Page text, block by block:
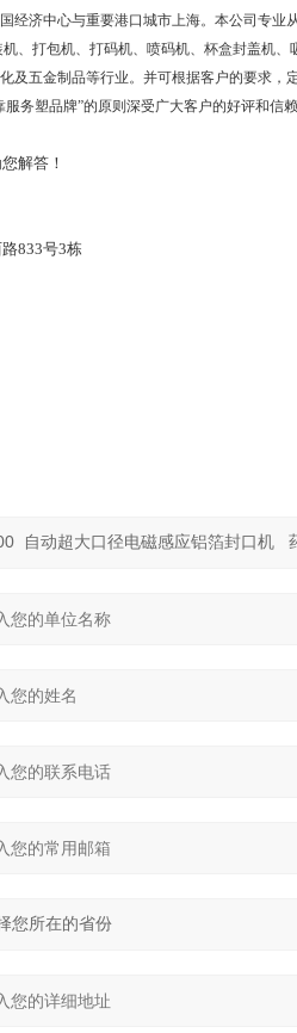
经济中心与重要港口城市上海。本公司专
、打包机、打码机、喷码机、杯盒封盖机
及五金制品等行业。并可根据客户的要求
务塑品牌”的原则深受广大客户的好评和信
解答！
833号3栋